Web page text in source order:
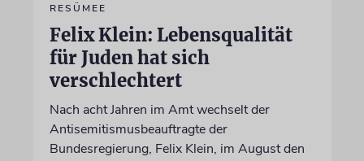
RESÜMEE
Felix Klein: Lebensqualität
für Juden hat sich
verschlechtert
Nach acht Jahren im Amt wechselt der
Antisemitismusbeauftragte der
Bundesregierung, Felix Klein, im August den